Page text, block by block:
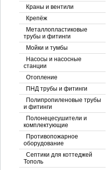
Краны и вентили
Крепёж
Металлопластиковые
трубы и фитинги
Мойки и тумбы
Насосы и насосные
станции
Отопление
ПНД трубы и фитинги
Полипропиленовые трубы
и фитинги
Полонецесушители и
комплектующие
Противопожарное
оборудование
Септики для коттеджей
Тополь